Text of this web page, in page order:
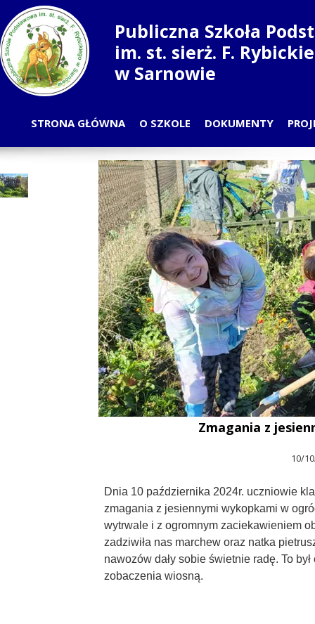
10/
Dnia 10 października 2024r. uczniowie
zmagania z jesiennymi wykopkami w
wytrwale i z ogromnym zaciekawieniem
zadziwiła nas marchew oraz natka
nawozów dały sobie świetnie radę. To
zobaczenia wiosną.
Zmagania z
STRONA GŁÓWNA O SZKOLE
PLAN LEKCJI
ODDZIAŁY
NAUCZYCIELE
RADA RODZICÓW
SAMORZĄD UCZNIOWSKI
PRACOWNICY
DOKUMENTY
Publiczna Szkoła
im. st. sierż. F.
w Sarnowie